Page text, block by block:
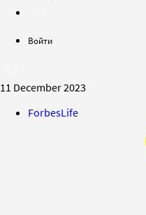
Войти
11 December 2023
ForbesLife